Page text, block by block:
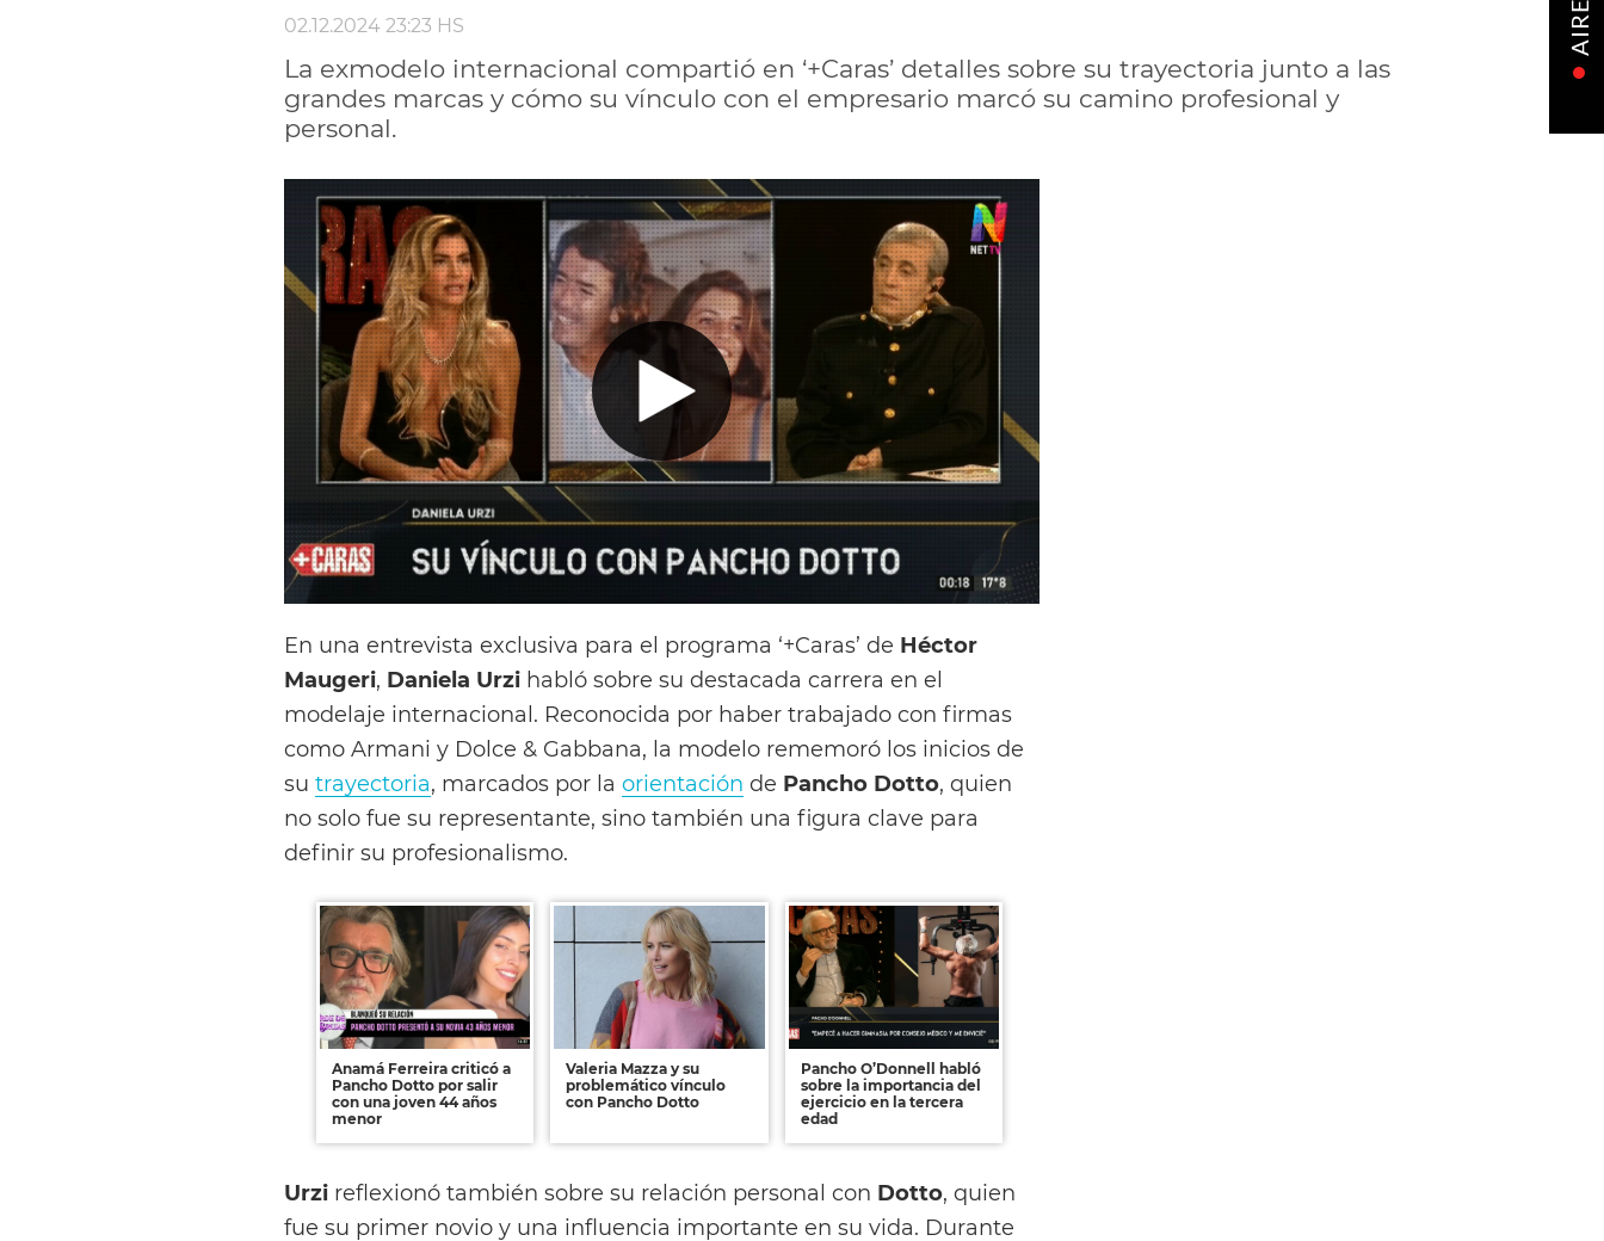
02.12.2024 23:23 HS
La exmodelo internacional compartió en ‘+Caras’ detalles sobre su trayectoria junto a las
grandes marcas y cómo su vínculo con el empresario marcó su camino profesional y
personal.
En una entrevista exclusiva para el programa ‘+Caras’ de Héctor
Maugeri, Daniela Urzi habló sobre su destacada carrera en el
modelaje internacional. Reconocida por haber trabajado con firmas
como Armani y Dolce & Gabbana, la modelo rememoró los inicios de
su trayectoria, marcados por la orientación de Pancho Dotto, quien
no solo fue su representante, sino también una figura clave para
definir su profesionalismo.
Anamá Ferreira criticó a
Pancho Dotto por salir
con una joven 44 años
menor
Valeria Mazza y su
problemático vínculo
con Pancho Dotto
Pancho O’Donnell habló
sobre la importancia del
ejercicio en la tercera
edad
Urzi reflexionó también sobre su relación personal con Dotto, quien
fue su primer novio y una influencia importante en su vida. Durante
AIRE